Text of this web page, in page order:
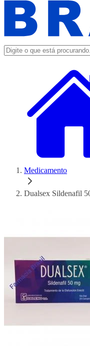
Medicamento
Dualsex Sildenafil